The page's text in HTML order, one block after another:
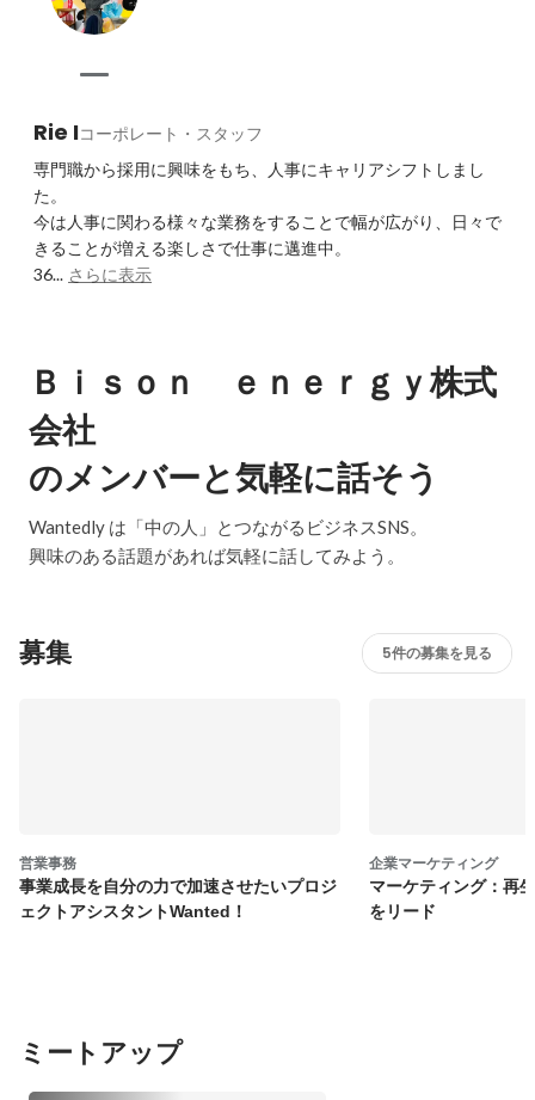
Rie Iコーポレート・スタッフ
専門職から採用に興味をもち、人事にキャリアシフトしまし
た。
今は人事に関わる様々な業務をすることで幅が広がり、日々で
きることが増える楽しさで仕事に邁進中。
36... さらに表示
Ｂｉｓｏｎ ｅｎｅｒｇｙ株式
会社
のメンバーと気軽に話そう
Wantedly は「中の人」とつながるビジネスSNS。
興味のある話題があれば気軽に話してみよう。
募集 5件の募集を見る
営業事務
事業成長を自分の力で加速させたいプロジ
ェクトアシスタントWanted！
企業マーケティング
マーケティング：再
をリード
ミートアップ